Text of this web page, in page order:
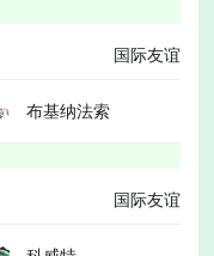
国际友谊
布基纳法索
国际友谊